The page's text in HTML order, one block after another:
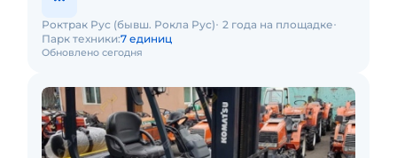
Обновлено сегодня
Роктрак Рус (бывш. Рокла Рус) 2 года на площадке
Парк техники:7 единиц